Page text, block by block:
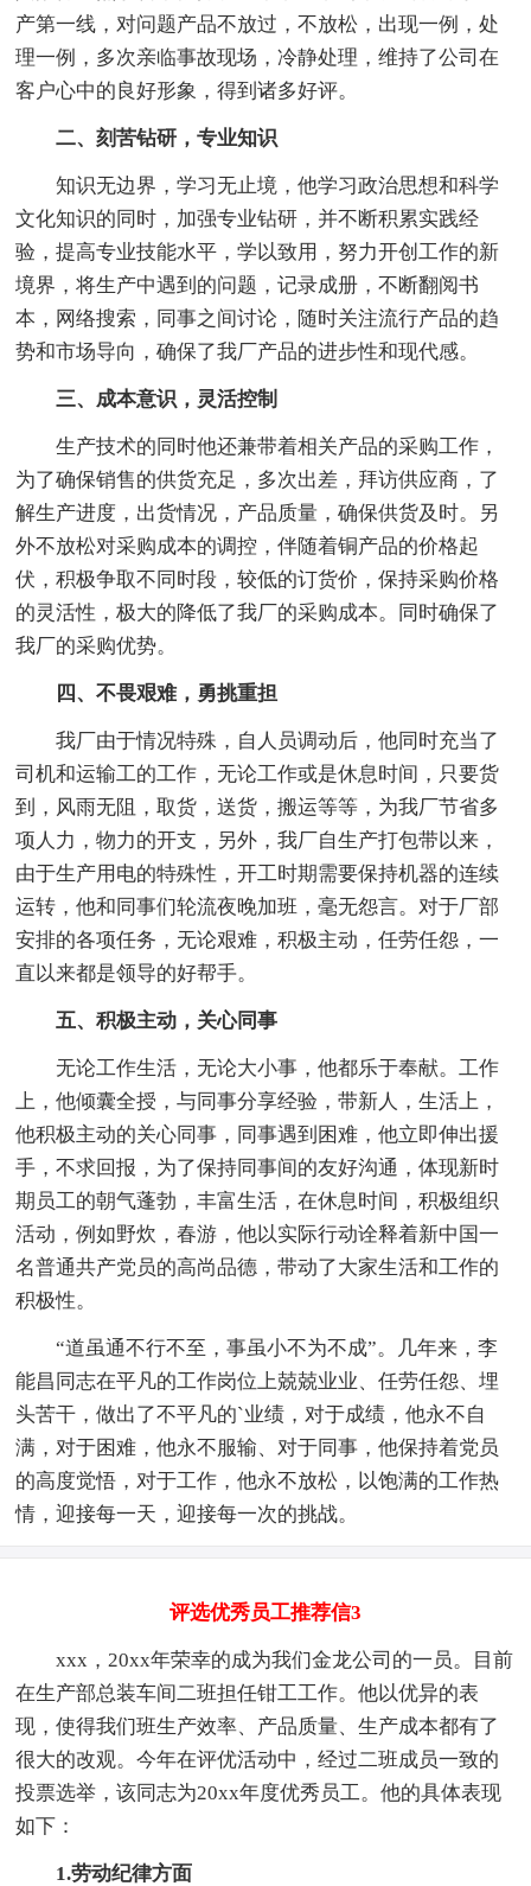
产第一线，对问题产品不放过，不放松，出现一例，处
理一例，多次亲临事故现场，冷静处理，维持了公司在
客户心中的良好形象，得到诸多好评。
二、刻苦钻研，专业知识
知识无边界，学习无止境，他学习政治思想和科学
文化知识的同时，加强专业钻研，并不断积累实践经
验，提高专业技能水平，学以致用，努力开创工作的新
境界，将生产中遇到的问题，记录成册，不断翻阅书
本，网络搜索，同事之间讨论，随时关注流行产品的趋
势和市场导向，确保了我厂产品的进步性和现代感。
三、成本意识，灵活控制
生产技术的同时他还兼带着相关产品的采购工作，
为了确保销售的供货充足，多次出差，拜访供应商，了
解生产进度，出货情况，产品质量，确保供货及时。另
外不放松对采购成本的调控，伴随着铜产品的价格起
伏，积极争取不同时段，较低的订货价，保持采购价格
的灵活性，极大的降低了我厂的采购成本。同时确保了
我厂的采购优势。
四、不畏艰难，勇挑重担
我厂由于情况特殊，自人员调动后，他同时充当了
司机和运输工的工作，无论工作或是休息时间，只要货
到，风雨无阻，取货，送货，搬运等等，为我厂节省多
项人力，物力的开支，另外，我厂自生产打包带以来，
由于生产用电的特殊性，开工时期需要保持机器的连续
运转，他和同事们轮流夜晚加班，毫无怨言。对于厂部
安排的各项任务，无论艰难，积极主动，任劳任怨，一
直以来都是领导的好帮手。
五、积极主动，关心同事
无论工作生活，无论大小事，他都乐于奉献。工作
上，他倾囊全授，与同事分享经验，带新人，生活上，
他积极主动的关心同事，同事遇到困难，他立即伸出援
手，不求回报，为了保持同事间的友好沟通，体现新时
期员工的朝气蓬勃，丰富生活，在休息时间，积极组织
活动，例如野炊，春游，他以实际行动诠释着新中国一
名普通共产党员的高尚品德，带动了大家生活和工作的
积极性。
“道虽通不行不至，事虽小不为不成”。几年来，李
能昌同志在平凡的工作岗位上兢兢业业、任劳任怨、埋
头苦干，做出了不平凡的`业绩，对于成绩，他永不自
满，对于困难，他永不服输、对于同事，他保持着党员
的高度觉悟，对于工作，他永不放松，以饱满的工作热
情，迎接每一天，迎接每一次的挑战。
评选优秀员工推荐信3
xxx，20xx年荣幸的成为我们金龙公司的一员。目前
在生产部总装车间二班担任钳工工作。他以优异的表
现，使得我们班生产效率、产品质量、生产成本都有了
很大的改观。今年在评优活动中，经过二班成员一致的
投票选举，该同志为20xx年度优秀员工。他的具体表现
如下：
1.劳动纪律方面